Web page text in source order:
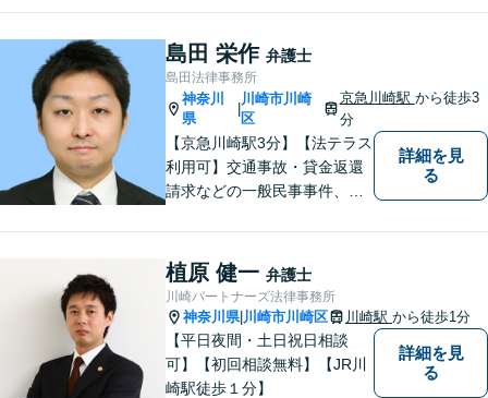
島田 栄作 弁護士
島田法律事務所
神奈川
県
川崎市川崎
区
京急川崎駅 から徒歩3
分
【京急川崎駅3分】【法テラス
利用可】交通事故・貸金返還
請求などの一般民事事件、離
事事件、任意整理・破産・個
人再生などの債務整理事件、
さらには刑事事件等幅広い分
野を取り扱っております。お
気軽にご相談ください【休
日・夜間相談可】
詳細を見
る
植原 健一 弁護士
川崎パートナーズ法律事務所
神奈川県| 川崎市川崎区 川崎駅 から徒歩1分
【平日夜間・土日祝日相談
可】【初回相談無料】【JR川
崎駅徒歩１分】
詳細を見
る